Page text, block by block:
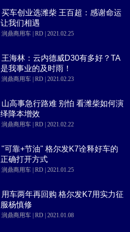
买车创业选潍柴 王百超：感谢命运
让我们相遇
润鼎商用车 | RD | 2021.02.25
王海林：云内德威D30有多好？TA
是我事业的及时雨！
润鼎商用车 | RD | 2021.02.23
山高事急行路难 别怕 看潍柴如何演
绎降本增效
润鼎商用车 | RD | 2021.02.22
"可靠+节油" 格尔发K7诠释好车的
正确打开方式
润鼎商用车 | RD | 2021.01.25
用车两年再回购 格尔发K7用实力征
服杨慎修
润鼎商用车 | RD | 2021.01.08